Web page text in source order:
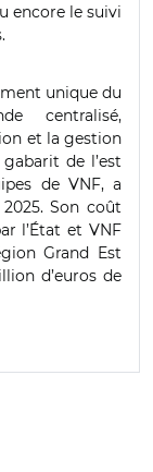
encore le suivi
unique du
centralisé,
et la gestion
de l’est
de VNF, a
Son coût
l’État et VNF
Grand Est
d’euros de